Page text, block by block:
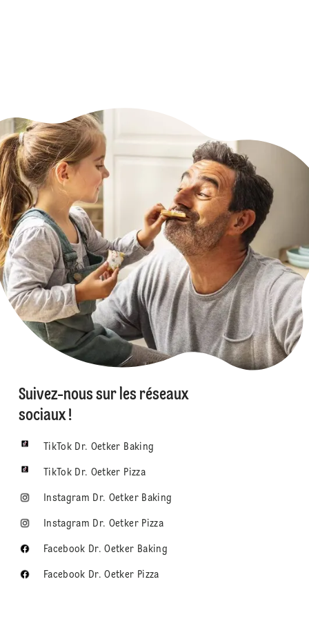
Suivez-nous sur les réseaux
sociaux !
TikTok Dr. Oetker Baking
TikTok Dr. Oetker Pizza
Instagram Dr. Oetker Baking
Instagram Dr. Oetker Pizza
Facebook Dr. Oetker Baking
Facebook Dr. Oetker Pizza